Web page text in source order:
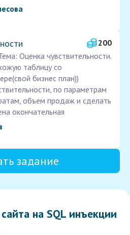
200
Оценка чувствительности.
таблицу со
бизнес план))
по параметрам
объем продаж и сделать
окончательная
задание
на SQL инъекции